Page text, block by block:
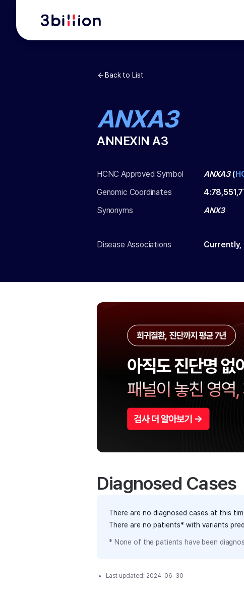
Back to List
ANXA3
ANNEXIN A3
HCNC Approved Symbol ANXA3(
Genomic Coordinates
4:
Synonyms
ANX3
Disease Associations Currently,
Diagnosed Cases
There are no diagnosed cases at this
There are no patients* with variants
* None of the patients have been
Last updated: 2024-06-30